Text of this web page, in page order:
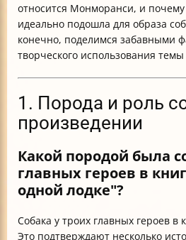
относится Монморанси, и
идеально подошла для образа
конечно, поделимся забавными
творческого использования
1. Порода и роль
произведении
Какой породой была
главных героев в
одной лодке"?
Собака у троих главных героев в
Это подтверждают несколько